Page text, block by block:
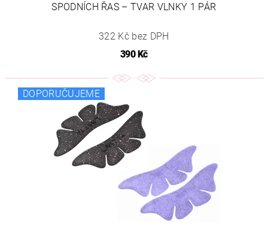
SPODNÍCH ŘAS – TVAR VLNKY 1 PÁR
322 Kč bez DPH
390 Kč
DOPORUČUJEME